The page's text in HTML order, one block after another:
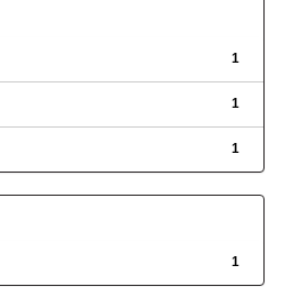
1
1
1
1